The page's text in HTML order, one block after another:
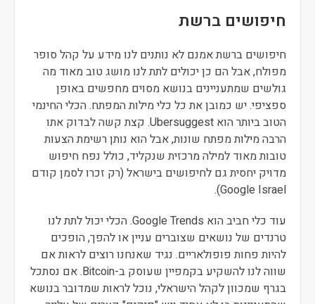
חיפושים ברשת
חיפושים ברשת אמנם לא נותנים לנו מידע על קהל סופר
מפולח, אבל הם כן יכולים לתת לנו מושג טוב מאוד מה
גולשים שמתעניינים בנושא מסוים מחפשים באופן
ספציפי. יש כמובן את כל כלי מילות המפתח. הכלי החינמי
הטוב ביותר הוא Ubersuggest. קצת קשה לבדוק אתו
הרבה מילות מפתח שונות, אבל הוא נותן רשימת הצעות
טובות מאוד למילה מרכזית שנקליד, כולל נפח חיפוש
מדויק יחסית גם לחיפושים בישראל (רק זכרו לסמן קודם
Google Israel).
עוד כלי חביב הוא Google Trends. הכלי יכול לתת לנו
טרנדים של נושאים שצוברים עניין או להפך, הופכים
להיות פחות פופולאריים. נגיד שאנחנו רוצים לראות אם
שווה לנו להשקיע בקמפיין שעוסק ב-Bitcoin. אם נסתכל
בגרף שמכוון לקהל הישראלי, נוכל לראות שמדובר בנושא